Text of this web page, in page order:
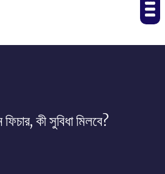
কী সুবিধা মিলবে?